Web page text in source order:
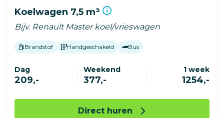
Koelwagen 7,5 m³
Bijv. Renault Master koel/vrieswagen
Brandstof Handgeschakeld Bus
Dag
209,-
Weekend
377,-
1 week
1254,-
Direct huren